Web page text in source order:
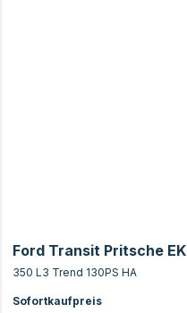
Ford Transit Pritsche EK
350 L3 Trend 130PS HA
Sofortkaufpreis